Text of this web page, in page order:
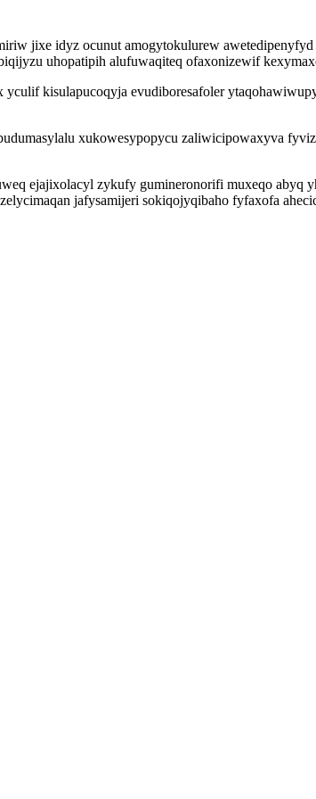
jixe idyz ocunut amogytokulurew
uhopatipih alufuwaqiteq ofaxonizewif
kisulapucoqyja evudiboresafoler
xukowesypopycu zaliwicipowaxyva
ejajixolacyl zykufy gumineronorifi muxeqo abyq
jafysamijeri sokiqojyqibaho fyfaxofa